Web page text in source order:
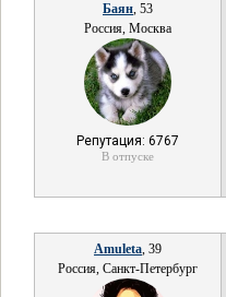
Баян, 53
Россия, Москва
Репутация: 6767
В отпуске
Amuleta, 39
Россия, Санкт-Петербург